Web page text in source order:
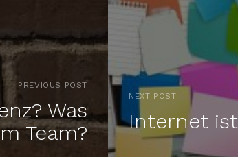
PREVIOUS POST
Was
Team?
NEXT POST
Internet